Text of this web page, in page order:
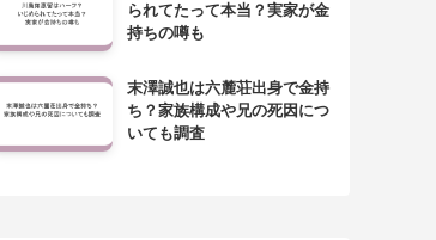
られてたって本当？実家が金
持ちの噂も
末澤誠也は六麓荘出身で金持
ち？家族構成や兄の死因につ
いても調査